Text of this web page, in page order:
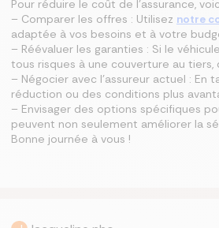
Pour réduire le coût de l’assurance,
– Comparer les offres : Utilisez notre
adaptée à vos besoins et à votre
– Réévaluer les garanties : Si le
tous risques à une couverture au
– Négocier avec l’assureur actuel :
réduction ou des conditions plus
– Envisager des options spécifiques
peuvent non seulement améliorer la
Bonne journée à vous !